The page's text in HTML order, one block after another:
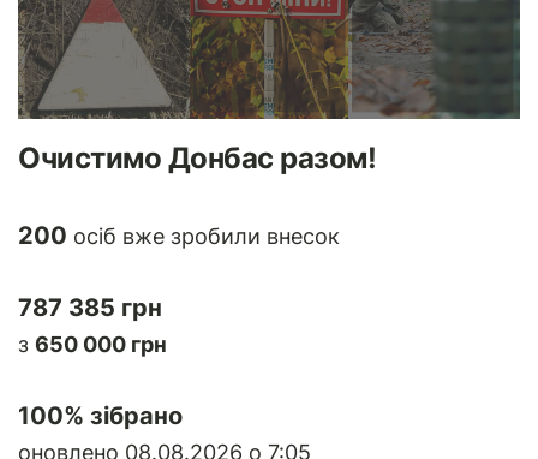
Очистимо Донбас разом!
200 осіб вже зробили внесок
787 385 грн
з 650 000 грн
100% зібрано
оновлено 08.08.2026 о 7:05